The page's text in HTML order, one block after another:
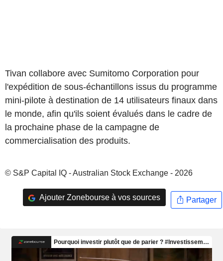
Tivan collabore avec Sumitomo Corporation pour
l'expédition de sous-échantillons issus du programme
mini-pilote à destination de 14 utilisateurs finaux dans
le monde, afin qu'ils soient évalués dans le cadre de
la prochaine phase de la campagne de
commercialisation des produits.
© S&P Capital IQ - Australian Stock Exchange - 2026
Ajouter Zonebourse à vos sources Partager